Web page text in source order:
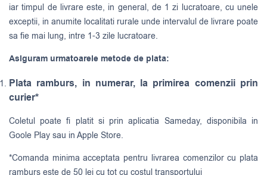
iar timpul de livrare este, in general, de 1 zi lucratoare, cu unele
exceptii, in anumite localitati rurale unde intervalul de livrare poate
sa fie mai lung, intre 1-3 zile lucratoare.
Asiguram urmatoarele metode de plata:
Plata ramburs, in numerar, la primirea comenzii prin
curier*
Coletul poate fi platit si prin aplicatia Sameday, disponibila in
Goole Play sau in Apple Store.
*Comanda minima acceptata pentru livrarea comenzilor cu plata
ramburs este de 50 lei cu tot cu costul transportului